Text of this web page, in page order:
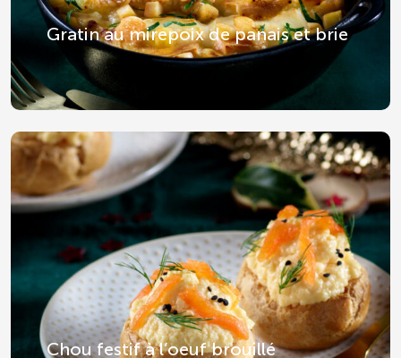
Gratin au mirepoix de panais et brie
Chou festif à l’oeuf brouillé